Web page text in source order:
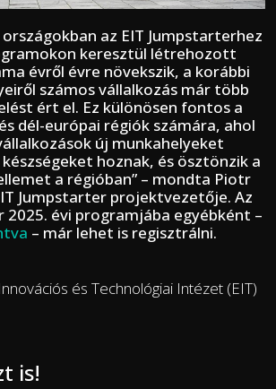
az EIT Jumpstarterhez
keresztül létrehozott
évről évre növekszik, a korábbi
számos vállalkozás már több
ért el. Ez különösen fontos a
dél-európai régiók számára, ahol
új munkahelyeket
hoznak, és ösztönzik a
a régióban” – mondta Piotr
Jumpstarter projektvezetője. Az
2025. évi programjába egyébként –
– már lehet is regisztrálni.
és Technológiai Intézet (EIT)
is!